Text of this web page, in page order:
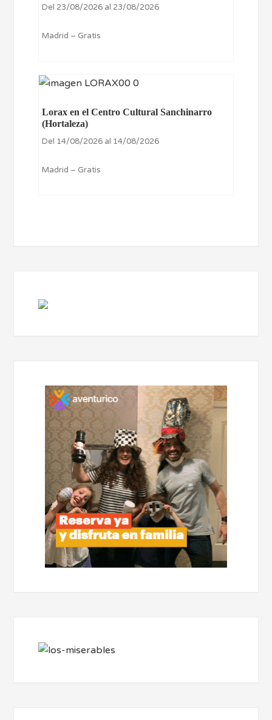
Del 23/08/2026 al 23/08/2026
Madrid – Gratis
Lorax en el Centro Cultural Sanchinarro
(Hortaleza)
Del 14/08/2026 al 14/08/2026
Madrid – Gratis